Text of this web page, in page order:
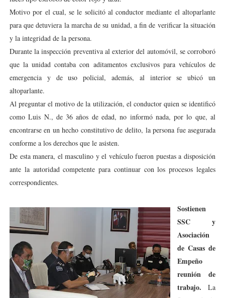
Motivo por el cual, se le solicitó al conductor mediante el altoparlante
para que detuviera la marcha de su unidad, a fin de verificar la situación
y la integridad de la persona.
Durante la inspección preventiva al exterior del automóvil, se corroboró
que la unidad contaba con aditamentos exclusivos para vehículos de
emergencia y de uso policial, además, al interior se ubicó un
altoparlante.
Al preguntar el motivo de la utilización, el conductor quien se identificó
como Luis N., de 36 años de edad, no informó nada, por lo que, al
encontrarse en un hecho constitutivo de delito, la persona fue asegurada
conforme a los derechos que le asisten.
De esta manera, el masculino y el vehículo fueron puestas a disposición
ante la autoridad competente para continuar con los procesos legales
correspondientes.
Sostienen
SSC y
Asociación
de Casas de
Empeño
reunión de
trabajo.La